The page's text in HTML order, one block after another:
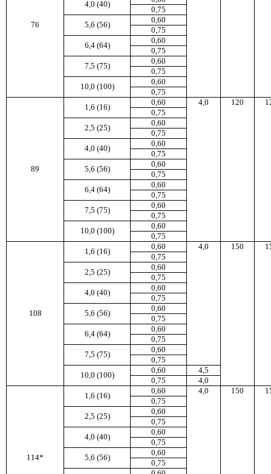
76
4,0 (40)
0,75
5,6 (56)
0,60
0,75
6,4 (64)
0,60
0,75
7,5 (75)
0,60
0,75
10,0 (100)
0,60
0,75
89
1,6 (16)
0,60 4,0 120
0,75
2,5 (25)
0,60
0,75
4,0 (40)
0,60
0,75
5,6 (56)
0,60
0,75
6,4 (64)
0,60
0,75
7,5 (75)
0,60
0,75
10,0 (100)
0,60
0,75
108
1,6 (16)
0,60 4,0 150
0,75
2,5 (25)
0,60
0,75
4,0 (40)
0,60
0,75
5,6 (56)
0,60
0,75
6,4 (64)
0,60
0,75
7,5 (75)
0,60
0,75
10,0 (100)
0,60
4,5
0,75
4,0
114*
1,6 (16)
0,60 4,0 150
0,75
2,5 (25)
0,60
0,75
4,0 (40)
0,60
0,75
5,6 (56)
0,60
0,75